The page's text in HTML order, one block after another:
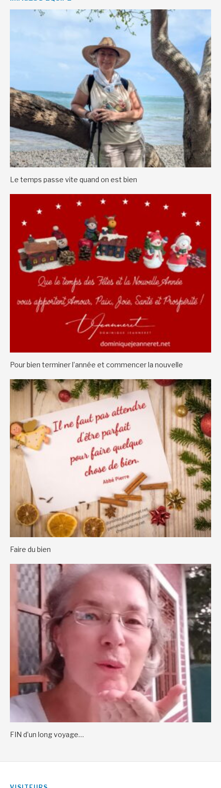
Le temps passe vite quand on est bien
Pour bien terminer l’année et commencer la nouvelle
Faire du bien
FIN d’un long voyage…